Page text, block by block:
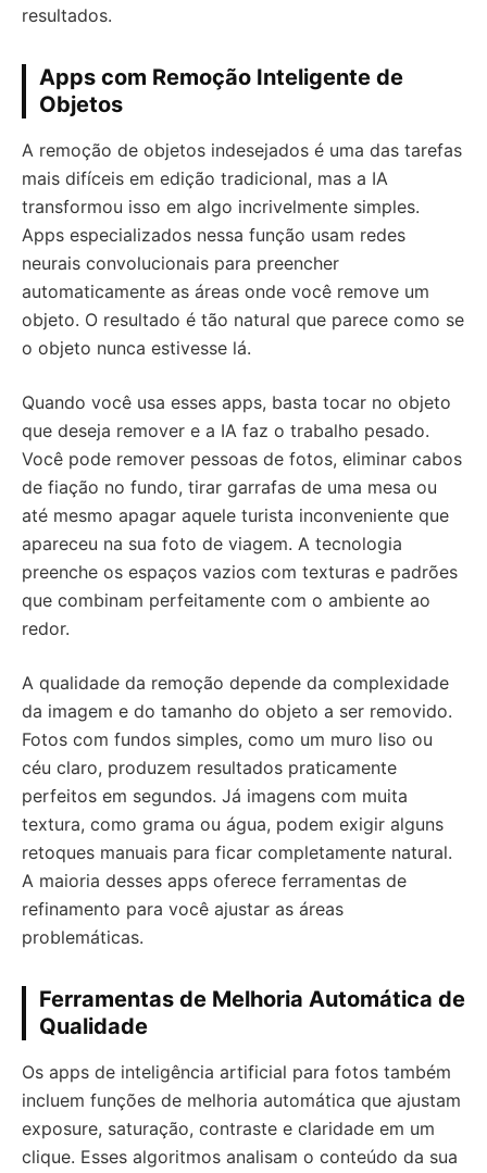
resultados.
Apps com Remoção Inteligente de
Objetos
A remoção de objetos indesejados é uma das tarefas
mais difíceis em edição tradicional, mas a IA
transformou isso em algo incrivelmente simples.
Apps especializados nessa função usam redes
neurais convolucionais para preencher
automaticamente as áreas onde você remove um
objeto. O resultado é tão natural que parece como se
o objeto nunca estivesse lá.
Quando você usa esses apps, basta tocar no objeto
que deseja remover e a IA faz o trabalho pesado.
Você pode remover pessoas de fotos, eliminar cabos
de fiação no fundo, tirar garrafas de uma mesa ou
até mesmo apagar aquele turista inconveniente que
apareceu na sua foto de viagem. A tecnologia
preenche os espaços vazios com texturas e padrões
que combinam perfeitamente com o ambiente ao
redor.
A qualidade da remoção depende da complexidade
da imagem e do tamanho do objeto a ser removido.
Fotos com fundos simples, como um muro liso ou
céu claro, produzem resultados praticamente
perfeitos em segundos. Já imagens com muita
textura, como grama ou água, podem exigir alguns
retoques manuais para ficar completamente natural.
A maioria desses apps oferece ferramentas de
refinamento para você ajustar as áreas
problemáticas.
Ferramentas de Melhoria Automática de
Qualidade
Os apps de inteligência artificial para fotos também
incluem funções de melhoria automática que ajustam
exposure, saturação, contraste e claridade em um
clique. Esses algoritmos analisam o conteúdo da sua